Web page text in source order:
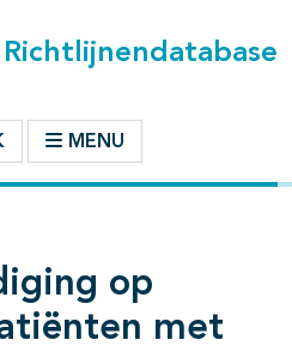
Richtlijnendatabase
MENU
op
met